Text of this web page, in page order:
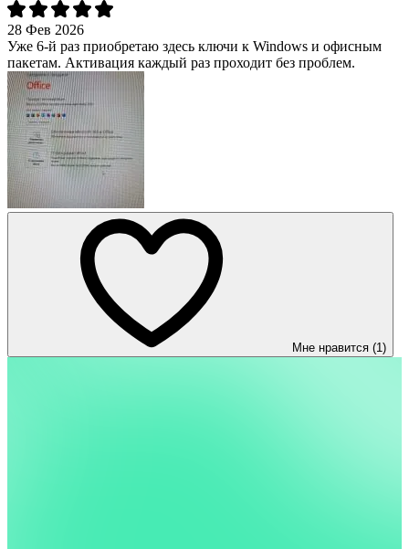
28 Фев 2026
Уже 6-й раз приобретаю здесь ключи к Windows и офисным
пакетам. Активация каждый раз проходит без проблем.
Мне нравится (1)